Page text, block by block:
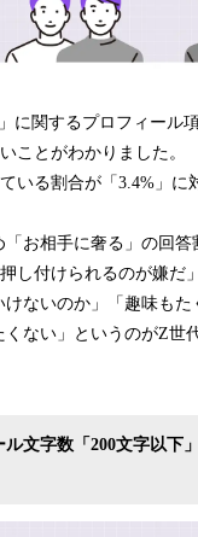
に関するプロフィール
ことがわかりました。
る割合が「3.4%」に
お相手に奢る」の回
し付けられるのが嫌だ
ないのか」「趣味も
ない」というのがZ世
文字数「200文字以下